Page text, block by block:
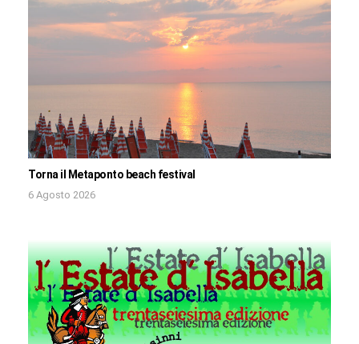
Torna il Metaponto beach festival
6 Agosto 2026